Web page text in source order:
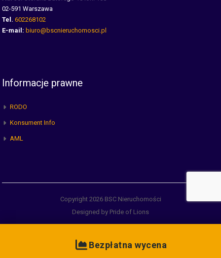
02-591 Warszawa
Tel. 602268102
E-mail: biuro@bscnieruchomosci.pl
Bezpłatna wycena
Informacje prawne
RODO
Konsument Info
AML
Copyright 2026 BSC Nieruchomości
Designed by Pride of Lions